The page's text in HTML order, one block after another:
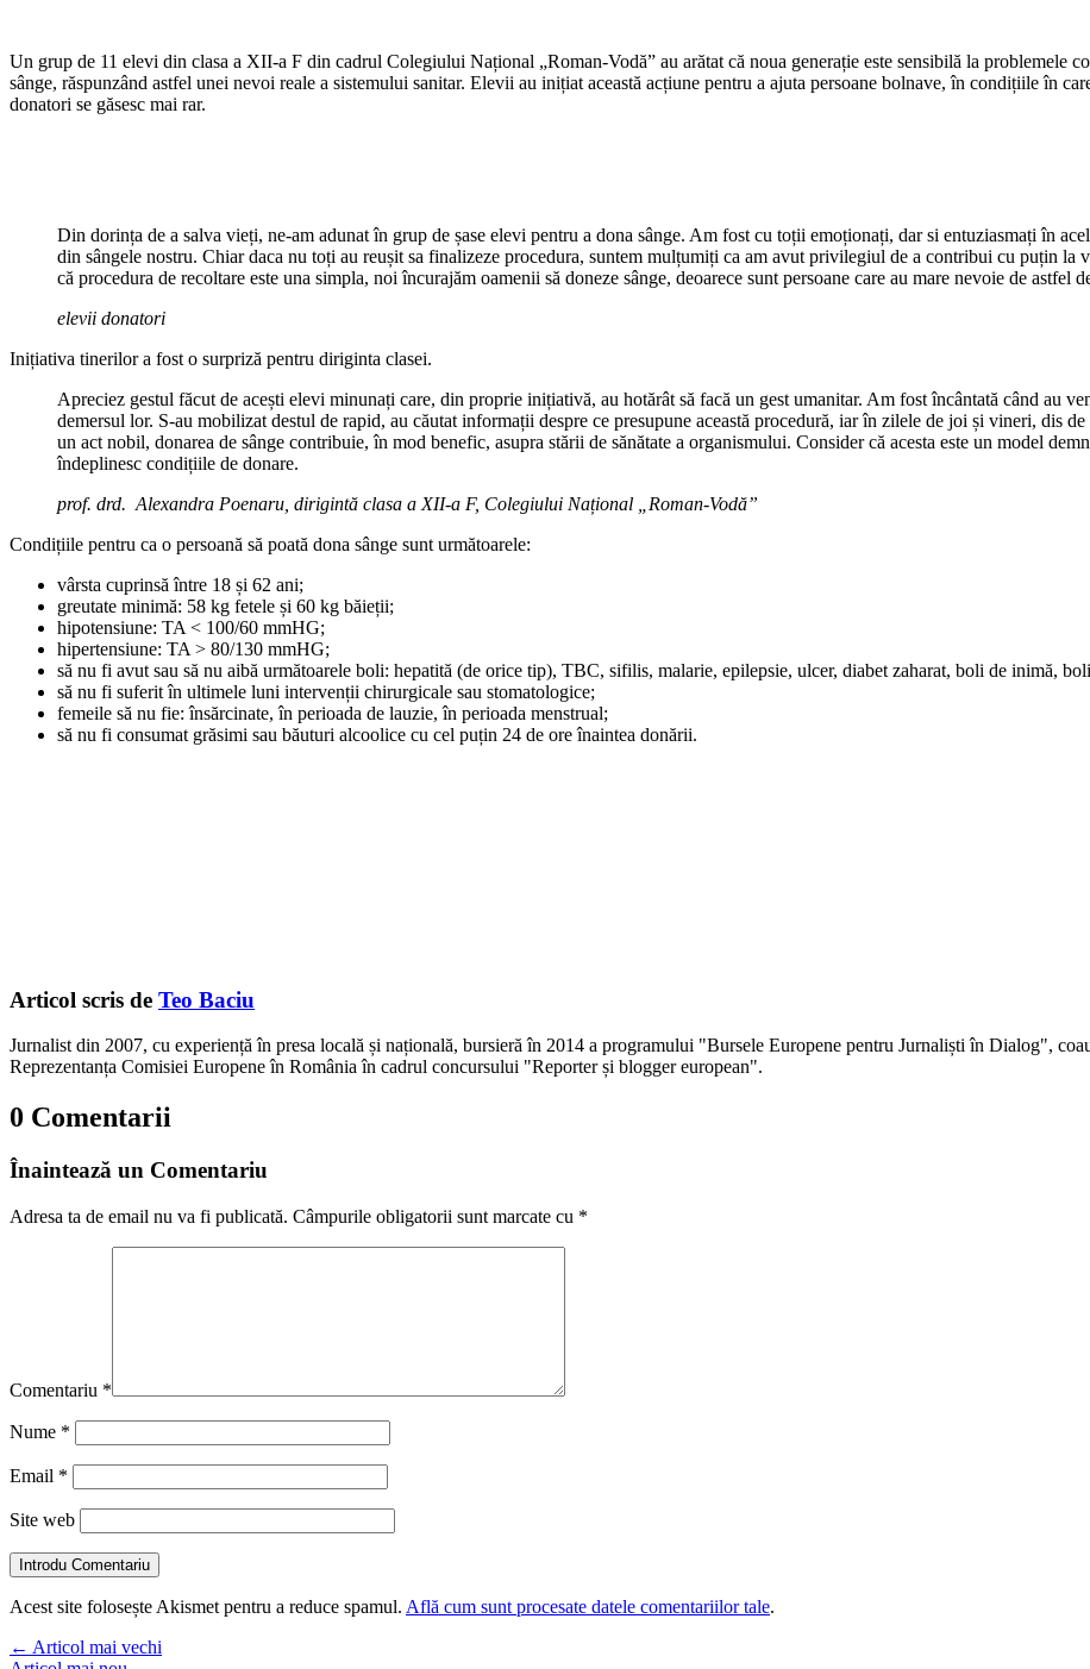
Un grup de 11 elevi din clasa a XII-a F din cadrul Colegiului Național „Roman-Vodă” au arătat că noua generație este sensibilă la problemele
sânge, răspunzând astfel unei nevoi reale a sistemului sanitar. Elevii au inițiat această acțiune pentru a ajuta persoane bolnave, în condițiile în
donatori se găsesc mai rar.
Din dorința de a salva vieți, ne-am adunat în grup de șase elevi pentru a dona sânge. Am fost cu toții emoționați, dar si entuziasmați în
din sângele nostru. Chiar daca nu toți au reușit sa finalizeze procedura, suntem mulțumiți ca am avut privilegiul de a contribui cu puțin la
că procedura de recoltare este una simpla, noi încurajăm oamenii să doneze sânge, deoarece sunt persoane care au mare nevoie de
elevii donatori
Inițiativa tinerilor a fost o surpriză pentru diriginta clasei.
Apreciez gestul făcut de acești elevi minunați care, din proprie inițiativă, au hotărât să facă un gest umanitar. Am fost încântată când au
demersul lor. S-au mobilizat destul de rapid, au căutat informații despre ce presupune această procedură, iar în zilele de joi și vineri, dis
un act nobil, donarea de sânge contribuie, în mod benefic, asupra stării de sănătate a organismului. Consider că acesta este un model
îndeplinesc condițiile de donare.
prof. drd. Alexandra Poenaru , dirigintă clasa a XII-a F, Colegiului Național „Roman-Vodă”
Condițiile pentru ca o persoană să poată dona sânge sunt următoarele:
vârsta cuprinsă între 18 și 62 ani;
greutate minimă: 58 kg fetele și 60 kg băieții;
hipotensiune: TA < 100/60 mmHG;
hipertensiune: TA > 80/130 mmHG;
să nu fi avut sau să nu aibă următoarele boli: hepatită (de orice tip), TBC, sifilis, malarie, epilepsie, ulcer, diabet zaharat, boli de inimă,
să nu fi suferit în ultimele luni intervenții chirurgicale sau stomatologice;
femeile să nu fie: însărcinate, în perioada de lauzie, în perioada menstrual;
să nu fi consumat grăsimi sau băuturi alcoolice cu cel puțin 24 de ore înaintea donării.
Articol scris de Teo Baciu
Jurnalist din 2007, cu experiență în presa locală și națională, bursieră în 2014 a programului "Bursele Europene pentru Jurnaliști în Dialog",
Reprezentanța Comisiei Europene în România în cadrul concursului "Reporter și blogger european".
0 Comentarii
Înaintează un Comentariu
Adresa ta de email nu va fi publicată. Câmpurile obligatorii sunt marcate cu *
Comentariu *
Nume *
Email *
Site web
Introdu Comentariu
Acest site folosește Akismet pentru a reduce spamul. Află cum sunt procesate datele comentariilor tale.
← Articol mai vechi